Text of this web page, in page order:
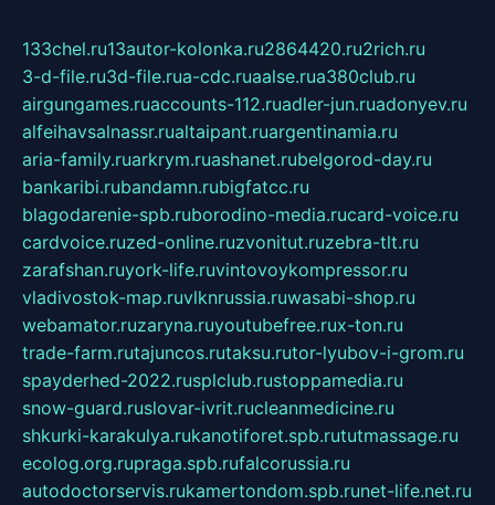
133chel.ru13autor-kolonka.ru2864420.ru2rich.ru
3-d-file.ru3d-file.rua-cdc.ruaalse.rua380club.ru
airgungames.ruaccounts-112.ruadler-jun.ruadonyev.ru
alfeihavsalnassr.rualtaipant.ruargentinamia.ru
aria-family.ruarkrym.ruashanet.rubelgorod-day.ru
bankaribi.rubandamn.rubigfatcc.ru
blagodarenie-spb.ruborodino-media.rucard-voice.ru
cardvoice.ruzed-online.ruzvonitut.ruzebra-tlt.ru
zarafshan.ruyork-life.ruvintovoykompressor.ru
vladivostok-map.ruvlknrussia.ruwasabi-shop.ru
webamator.ruzaryna.ruyoutubefree.rux-ton.ru
trade-farm.rutajuncos.rutaksu.rutor-lyubov-i-grom.ru
spayderhed-2022.rusplclub.rustoppamedia.ru
snow-guard.ruslovar-ivrit.rucleanmedicine.ru
shkurki-karakulya.rukanotiforet.spb.rututmassage.ru
ecolog.org.rupraga.spb.rufalcorussia.ru
autodoctorservis.rukamertondom.spb.runet-life.net.ru